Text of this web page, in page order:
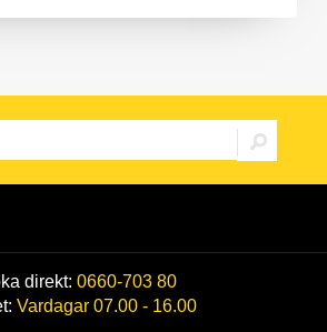
direkt: 0660-703 80
Vardagar 07.00 - 16.00